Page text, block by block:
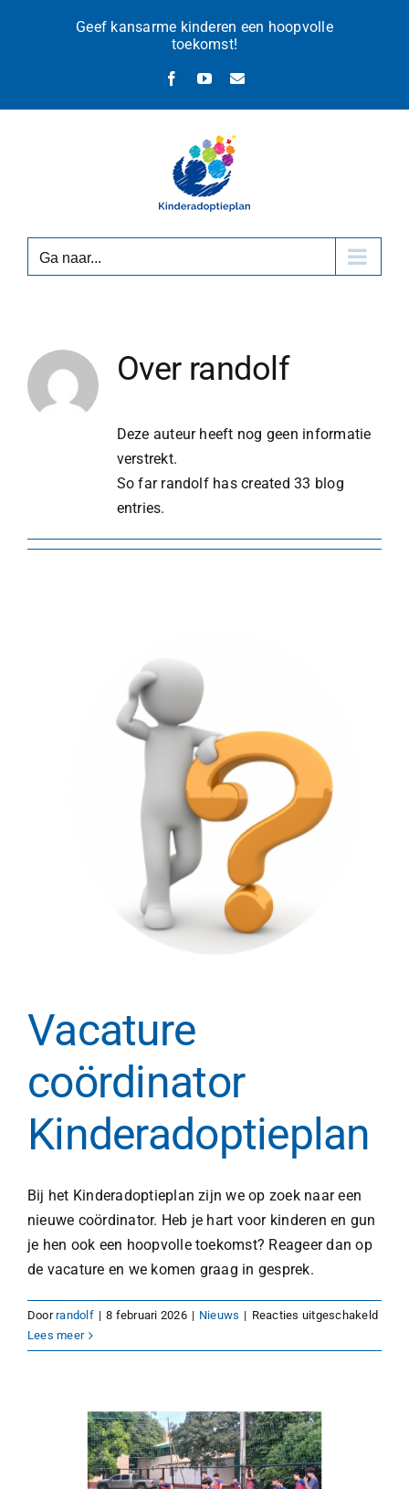
Geef kansarme kinderen een hoopvolle
toekomst!
FacebookYouTube
E-
Ga naar...
Over randolf
Deze auteur heeft nog geen informatie
verstrekt.
So far randolf has created 33 blog
entries.
Vacature
coördinator
Kinderadoptieplan
Bij het Kinderadoptieplan zijn we op zoek naar een
nieuwe coördinator. Heb je hart voor kinderen en gun
je hen ook een hoopvolle toekomst? Reageer dan op
de vacature en we komen graag in gesprek.
Doorrandolf | 8 februari 2026 | Nieuws | Reacties uitgeschakeldvoor
Lees meer